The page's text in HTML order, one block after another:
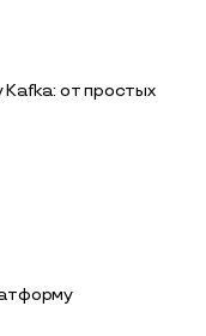
Kafka: от простых